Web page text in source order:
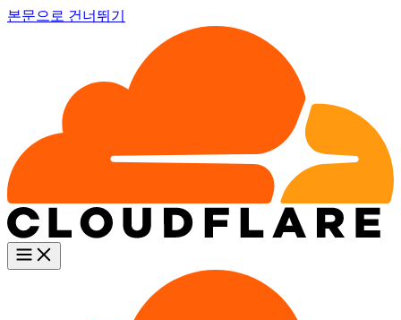
본문으로 건너뛰기